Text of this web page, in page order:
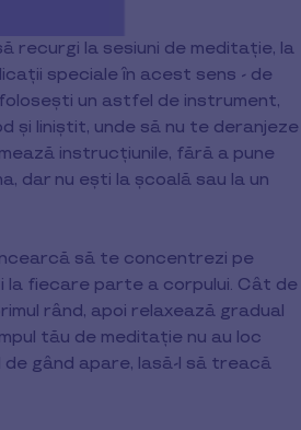
recurgi la sesiuni de meditație, la
speciale în acest sens - de
un astfel de instrument,
și liniștit, unde să nu te deranjeze
instrucțiunile, fără a pune
dar nu ești la școală sau la un
să te concentrezi pe
la fiecare parte a corpului. Cât de
rând, apoi relaxează gradual
tău de meditație nu au loc
gând apare, lasă-l să treacă